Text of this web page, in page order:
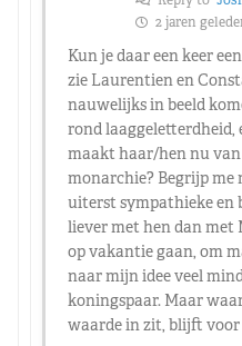
2 jaren
Kun je daar een keer
zie Laurentien en
nauwelijks in beeld
rond laaggeletterdheid,
maakt haar/hen nu
monarchie? Begrijp me
uiterst sympathieke en
liever met hen dan met
op vakantie gaan, om
naar mijn idee veel
koningspaar. Maar
waarde in zit, blijft